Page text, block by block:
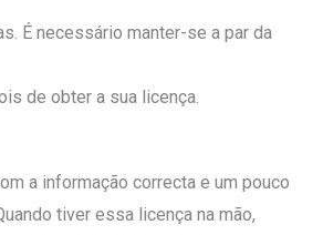
É necessário manter-se a par da
de obter a sua licença.
a informação correcta e um pouco
tiver essa licença na mão,